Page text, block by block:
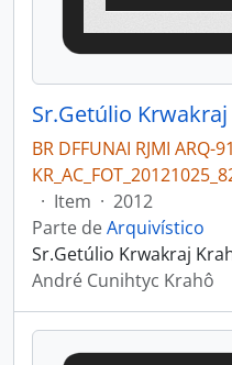
Sr.Getúlio
BR DFFUNAI RJMI ARQ-
· Item · 2012
Parte deArquivístico
Sr.Getúlio Krwakraj
André Cunihtyc Krahô